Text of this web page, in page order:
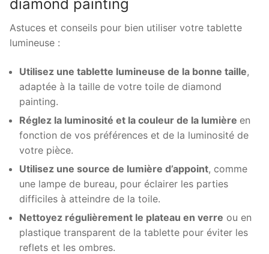
diamond painting
Astuces et conseils pour bien utiliser votre tablette
lumineuse :
Utilisez une tablette lumineuse de la bonne taille,
adaptée à la taille de votre toile de diamond
painting.
Réglez la luminosité et la couleur de la lumière en
fonction de vos préférences et de la luminosité de
votre pièce.
Utilisez une source de lumière d’appoint, comme
une lampe de bureau, pour éclairer les parties
difficiles à atteindre de la toile.
Nettoyez régulièrement le plateau en verre ou en
plastique transparent de la tablette pour éviter les
reflets et les ombres.